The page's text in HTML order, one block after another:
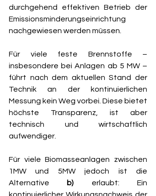
durchgehend effektiven Betrieb der
Emissionsminderungseinrichtung
nachgewiesen werden müssen.
Für viele feste Brennstoffe –
insbesondere bei Anlagen ab 5 MW –
führt nach dem aktuellen Stand der
Technik an der kontinuierlichen
Messung kein Weg vorbei. Diese bietet
höchste Transparenz, ist aber
technisch und wirtschaftlich
aufwendiger.
Für viele Biomasseanlagen zwischen
1MW und 5MW jedoch ist die
Alternative
b) erlaubt: Ein